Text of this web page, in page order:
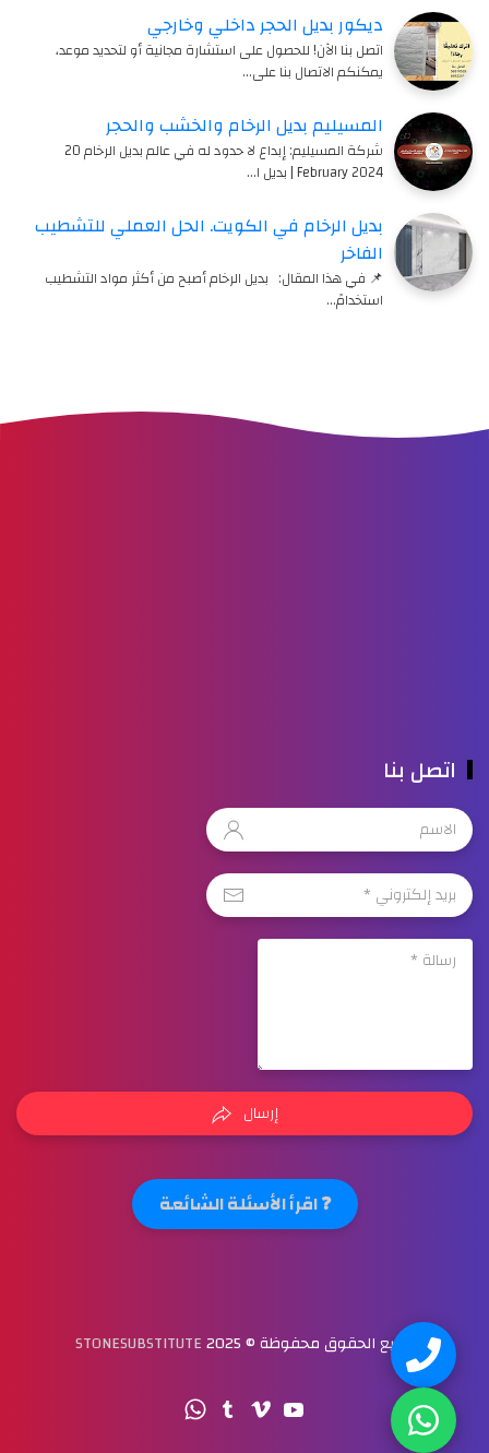
ديكور بديل الحجر داخلي وخارجي
اتصل بنا الآن! للحصول على استشارة مجانية أو لتحديد موعد،
يمكنكم الاتصال بنا على…
المسيليم بديل الرخام والخشب والحجر
شركة المسيليم: إبداع لا حدود له في عالم بديل الرخام 20
February 2024 | بديل ا…
بديل الرخام في الكويت. الحل العملي للتشطيب
الفاخر
📌 في هذا المقال: بديل الرخام أصبح من أكثر مواد التشطيب
استخدامً…
اتصل بنا
إرسال
❓ اقرأ الأسئلة الشائعة
جميع الحقوق محفوظة © 2025 STONESUBSTITUTE